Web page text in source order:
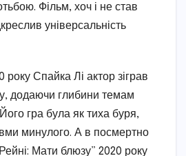
Фільм, хоч і не став
універсальність
року Спайка Лі актор зіграв
додаючи глибини темам
гра була як тиха буря,
минулого. А в посмертно
Мати блюзу” 2020 року